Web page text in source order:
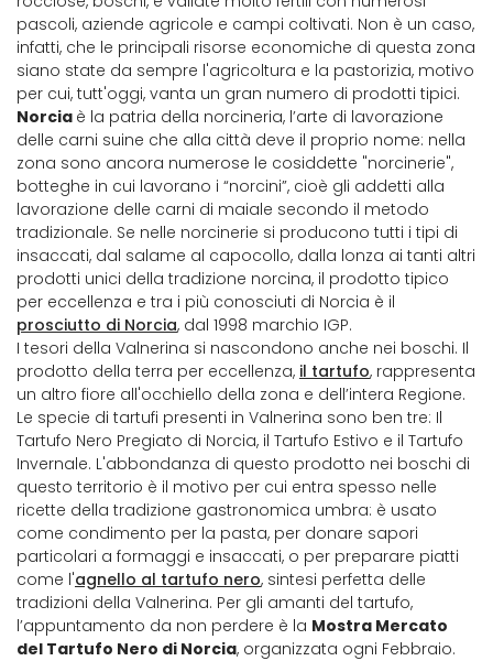
pascoli, aziende agricole e campi coltivati. Non è un caso,
infatti, che le principali risorse economiche di questa zona
siano state da sempre l'agricoltura e la pastorizia, motivo
per cui, tutt'oggi, vanta un gran numero di prodotti tipici.
Norcia è la patria della norcineria, l’arte di lavorazione
delle carni suine che alla città deve il proprio nome: nella
zona sono ancora numerose le cosiddette "norcinerie",
botteghe in cui lavorano i “norcini”, cioè gli addetti alla
lavorazione delle carni di maiale secondo il metodo
tradizionale. Se nelle norcinerie si producono tutti i tipi di
insaccati, dal salame al capocollo, dalla lonza ai tanti altri
prodotti unici della tradizione norcina, il prodotto tipico
per eccellenza e tra i più conosciuti di Norcia è il
prosciutto di Norcia, dal 1998 marchio IGP.
I tesori della Valnerina si nascondono anche nei boschi. Il
prodotto della terra per eccellenza, il tartufo, rappresenta
un altro fiore all'occhiello della zona e dell’intera Regione.
Le specie di tartufi presenti in Valnerina sono ben tre: Il
Tartufo Nero Pregiato di Norcia, il Tartufo Estivo e il Tartufo
Invernale. L'abbondanza di questo prodotto nei boschi di
questo territorio è il motivo per cui entra spesso nelle
ricette della tradizione gastronomica umbra: è usato
come condimento per la pasta, per donare sapori
particolari a formaggi e insaccati, o per preparare piatti
come l'agnello al tartufo nero, sintesi perfetta delle
tradizioni della Valnerina. Per gli amanti del tartufo,
l’appuntamento da non perdere è la Mostra Mercato
del Tartufo Nero di Norcia, organizzata ogni Febbraio.